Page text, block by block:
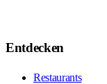
Entdecken
Restaurants